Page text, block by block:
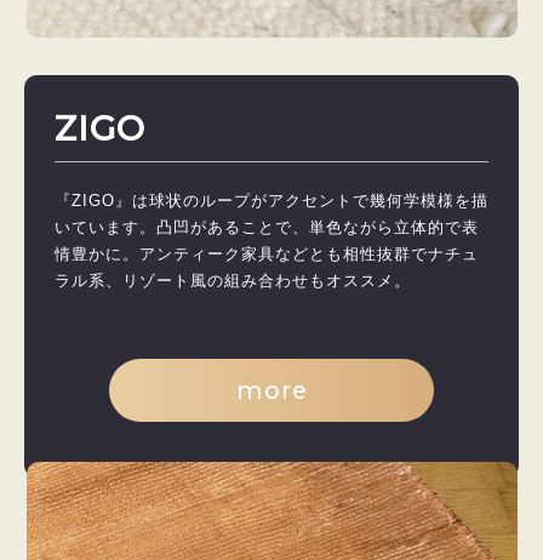
ZIGO
『ZIGO』は球状のループがアクセントで幾何学模様を描
いています。凸凹があることで、単色ながら立体的で表
情豊かに。アンティーク家具などとも相性抜群でナチュ
ラル系、リゾート風の組み合わせもオススメ。
more